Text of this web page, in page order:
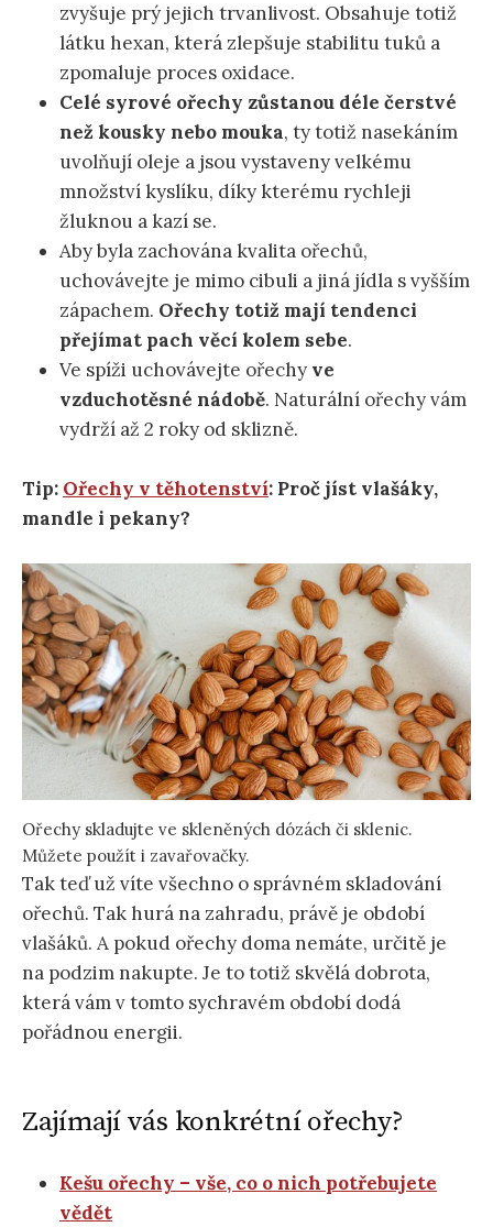
zvyšuje prý jejich trvanlivost. Obsahuje totiž
látku hexan, která zlepšuje stabilitu tuků a
zpomaluje proces oxidace.
Celé syrové ořechy zůstanou déle čerstvé
než kousky nebo mouka, ty totiž nasekáním
uvolňují oleje a jsou vystaveny velkému
množství kyslíku, díky kterému rychleji
žluknou a kazí se.
Aby byla zachována kvalita ořechů,
uchovávejte je mimo cibuli a jiná jídla s vyšším
zápachem. Ořechy totiž mají tendenci
přejímat pach věcí kolem sebe.
Ve spíži uchovávejte ořechy ve
vzduchotěsné nádobě. Naturální ořechy vám
vydrží až 2 roky od sklizně.
Tip: Ořechy v těhotenství: Proč jíst vlašáky,
mandle i pekany?
Ořechy skladujte ve skleněných dózách či sklenic.
Můžete použít i zavařovačky.
Tak teď už víte všechno o správném skladování
ořechů. Tak hurá na zahradu, právě je období
vlašáků. A pokud ořechy doma nemáte, určitě je
na podzim nakupte. Je to totiž skvělá dobrota,
která vám v tomto sychravém období dodá
pořádnou energii.
Zajímají vás konkrétní ořechy?
Kešu ořechy – vše, co o nich potřebujete
vědět